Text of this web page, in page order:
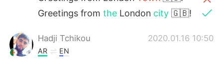
Greetings fromthe London city 🇬🇧!
Hadji Tchikou 2020.01.16 10:50
AR EN